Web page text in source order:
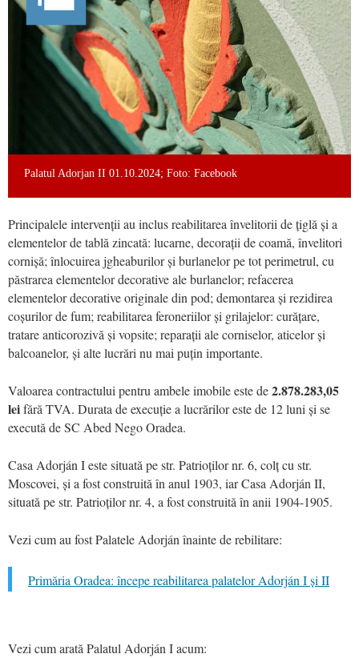
Palatul Adorjan II 01.10.2024; Foto: Facebook
Principalele intervenții au inclus reabilitarea învelitorii de țiglă și a
elementelor de tablă zincată: lucarne, decorații de coamă, învelitori
cornișă; înlocuirea jgheaburilor și burlanelor pe tot perimetrul, cu
păstrarea elementelor decorative ale burlanelor; refacerea
elementelor decorative originale din pod; demontarea și rezidirea
coșurilor de fum; reabilitarea feroneriilor și grilajelor: curățare,
tratare anticorozivă și vopsite; reparații ale corniselor, aticelor și
balcoanelor, și alte lucrări nu mai puțin importante.
Valoarea contractului pentru ambele imobile este de2.878.283,05
leifără TVA. Durata de execuție a lucrărilor este de 12 luni și se
execută de SC Abed Nego Oradea.
Casa Adorján I este situată pe str. Patrioților nr. 6, colț cu str.
Moscovei, și a fost construită în anul 1903, iar Casa Adorján II,
situată pe str. Patrioților nr. 4, a fost construită în anii 1904-1905.
Vezi cum au fost Palatele Adorján înainte de rebilitare:
Primăria Oradea: începe reabilitarea palatelor Adorján I și II
Vezi cum arată Palatul Adorján I acum: